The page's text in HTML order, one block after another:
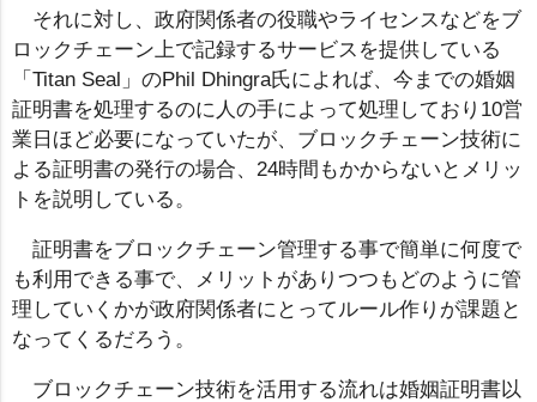
それに対し、政府関係者の役職やライセンスなどをブ
ロックチェーン上で記録するサービスを提供している
「Titan Seal」のPhil Dhingra氏によれば、今までの婚姻
証明書を処理するのに人の手によって処理しており10営
業日ほど必要になっていたが、ブロックチェーン技術に
よる証明書の発行の場合、24時間もかからないとメリッ
トを説明している。
証明書をブロックチェーン管理する事で簡単に何度で
も利用できる事で、メリットがありつつもどのように管
理していくかが政府関係者にとってルール作りが課題と
なってくるだろう。
ブロックチェーン技術を活用する流れは婚姻証明書以